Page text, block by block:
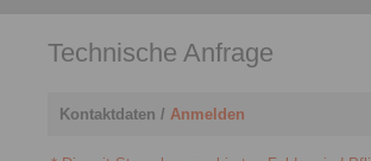
Technische Anfrage
Kontaktdaten / Anmelden